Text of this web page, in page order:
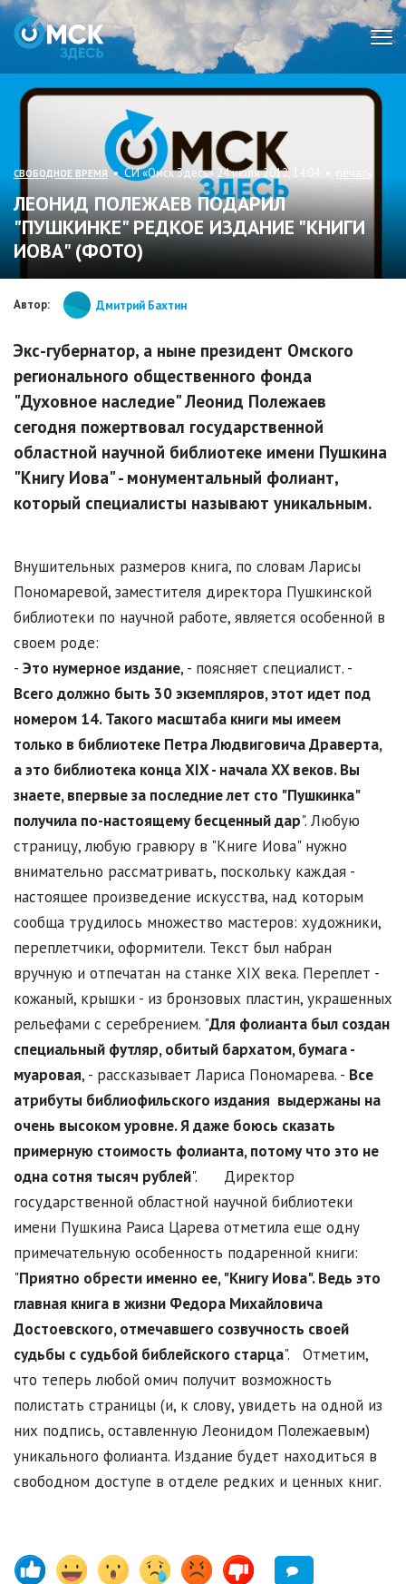
СВОБОДНОЕ ВРЕМЯ • СИ «Омск Здесь» 24 июля 2012, 14:04 • печать
ЛЕОНИД ПОЛЕЖАЕВ ПОДАРИЛ
"ПУШКИНКЕ" РЕДКОЕ ИЗДАНИЕ "КНИГИ
ИОВА" (ФОТО)
Автор: Дмитрий Бахтин
Экс-губернатор, а ныне президент Омского
регионального общественного фонда
"Духовное наследие" Леонид Полежаев
сегодня пожертвовал государственной
областной научной библиотеке имени Пушкина
"Книгу Иова" - монументальный фолиант,
который специалисты называют уникальным.
Внушительных размеров книга, по словам Ларисы
Пономаревой, заместителя директора Пушкинской
библиотеки по научной работе, является особенной в
своем роде:
- Это нумерное издание, - поясняет специалист. -
Всего должно быть 30 экземпляров, этот идет под
номером 14. Такого масштаба книги мы имеем
только в библиотеке Петра Людвиговича Драверта,
а это библиотека конца XIX - начала XX веков. Вы
знаете, впервые за последние лет сто "Пушкинка"
получила по-настоящему бесценный дар". Любую
страницу, любую гравюру в "Книге Иова" нужно
внимательно рассматривать, поскольку каждая -
настоящее произведение искусства, над которым
сообща трудилось множество мастеров: художники,
переплетчики, оформители. Текст был набран
вручную и отпечатан на станке XIX века. Переплет -
кожаный, крышки - из бронзовых пластин, украшенных
рельефами с серебрением. "Для фолианта был создан
специальный футляр, обитый бархатом, бумага -
муаровая, - рассказывает Лариса Пономарева. - Все
атрибуты библиофильского издания выдержаны на
очень высоком уровне. Я даже боюсь сказать
примерную стоимость фолианта, потому что это не
одна сотня тысяч рублей". Директор
государственной областной научной библиотеки
имени Пушкина Раиса Царева отметила еще одну
примечательную особенность подаренной книги:
"Приятно обрести именно ее, "Книгу Иова". Ведь это
главная книга в жизни Федора Михайловича
Достоевского, отмечавшего созвучность своей
судьбы с судьбой библейского старца". Отметим,
что теперь любой омич получит возможность
полистать страницы (и, к слову, увидеть на одной из
них подпись, оставленную Леонидом Полежаевым)
уникального фолианта. Издание будет находиться в
свободном доступе в отделе редких и ценных книг.